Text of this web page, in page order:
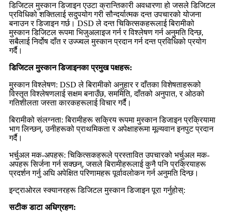
डिजिटल मुस्कान डिजाइन एउटा क्रान्तिकारी अवधारणा हो जसले डिजिटल
प्रविधिको शक्तिलाई सदुपयोग गरी सौन्दर्यात्मक दन्त उपचारको योजना
बनाउन र डिजाइन गर्छ। DSD ले दन्त चिकित्सकहरूलाई बिरामीको
मुस्कान डिजिटल रूपमा भिजुअलाइज गर्न र विश्लेषण गर्न अनुमति दिन्छ,
सबैलाई निर्दोष दाँत र उज्ज्वल मुस्कान प्रदान गर्न दन्त प्रविधिको प्रयोग
गर्दै।
डिजिटल मुस्कान डिजाइनका प्रमुख पक्षहरू:
मुस्कान विश्लेषण: DSD ले बिरामीको अनुहार र दाँतका विशेषताहरूको
विस्तृत विश्लेषणलाई सक्षम बनाउँछ, सममिति, दाँतको अनुपात, र ओठको
गतिशीलता जस्ता कारकहरूलाई विचार गर्दै।
बिरामीको संलग्नता: बिरामीहरू सक्रिय रूपमा मुस्कान डिजाइन प्रक्रियामा
भाग लिन्छन्, उनीहरूको प्राथमिकता र अपेक्षाहरूमा मूल्यवान इनपुट प्रदान
गर्दै।
भर्चुअल मक-अपहरू: चिकित्सकहरूले प्रस्तावित उपचारको भर्चुअल मक-
अपहरू सिर्जना गर्न सक्छन्, जसले बिरामीहरूलाई कुनै पनि प्रक्रियाहरू
प्रदर्शन गर्नु अघि अपेक्षित परिणामहरू पूर्वावलोकन गर्न अनुमति दिन्छ।
इन्ट्राओरल स्क्यानरहरू डिजिटल मुस्कान डिजाइन पूरा गर्नुहोस्:
सटीक डाटा अधिग्रहण: